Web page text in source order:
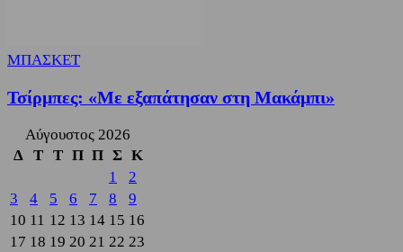
ΜΠΑΣΚΕΤ
Τσίρμπες: «Με εξαπάτησαν στη Μακάμπι»
Αύγουστος 2026
Δ
Τ Τ Π Π Σ Κ
1
2
3
4 5 6 7 8
9
10 11 12 13 14 15 16
17 18 19 20 21 22 23